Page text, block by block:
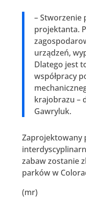
– Stworzenie
projektanta.
urządzeń,
Dlatego jest
współpracy
krajobrazu –
Gawryluk.
Zaprojektowany
zabaw zostanie
parków w
(mr)